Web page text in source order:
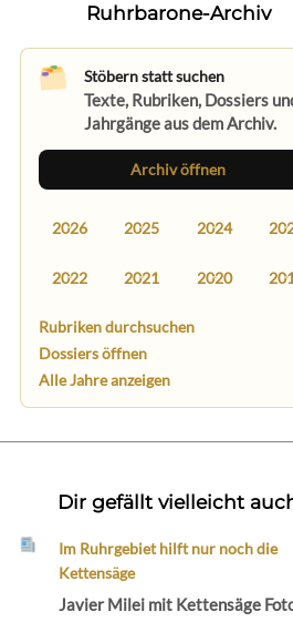
Ruhrbarone-Archiv
Stöbern statt suchen
Texte, Rubriken, Dossiers
Jahrgänge aus dem Archiv.
Archiv öffnen
2026 2025 2024
2022 2021 2020
Rubriken durchsuchen
Dossiers öffnen
Alle Jahre anzeigen
Dir gefällt vielleicht
Im Ruhrgebiet hilft nur noch die
Kettensäge
Javier Milei mit Kettensäge